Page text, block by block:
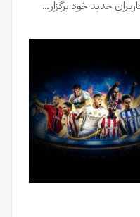
جدید خود برگزار…